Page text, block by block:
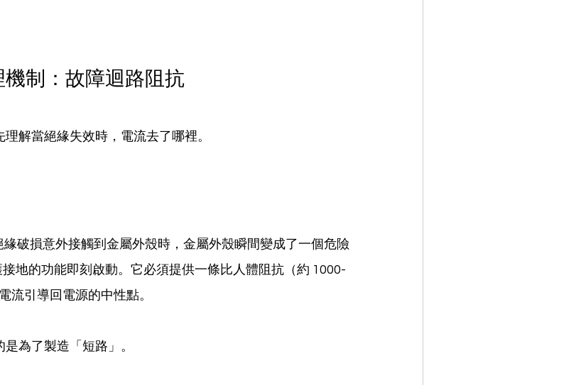
制：故障迴路阻抗
解當絕緣失效時，電流去了哪裡。
破損意外接觸到金屬外殼時，金屬外殼瞬間變成了一個危險
地的功能即刻啟動。它必須提供一條比人體阻抗（約 1000-
流引導回電源的中性點。
為了製造「短路」。